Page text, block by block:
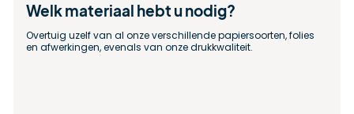
Welk materiaal hebt u nodig?
Overtuig uzelf van al onze verschillende papiersoorten, folies
en afwerkingen, evenals van onze drukkwaliteit.